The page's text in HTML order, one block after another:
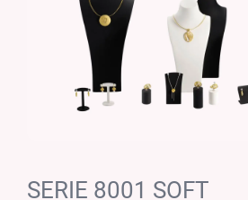
SERIE 8001 SOFT